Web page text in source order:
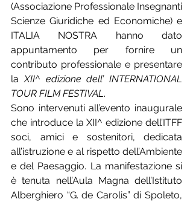
(Associazione Professionale Insegnanti
Scienze Giuridiche ed Economiche) e
ITALIA NOSTRA hanno dato
appuntamento per fornire un
contributo professionale e presentare
la XII^ edizione dell’ INTERNATIONAL
TOUR FILM FESTIVAL.
Sono intervenuti all’evento inaugurale
che introduce la XII^ edizione dell’ITFF
soci, amici e sostenitori, dedicata
all’istruzione e al rispetto dell’Ambiente
e del Paesaggio. La manifestazione si
è tenuta nell’Aula Magna dell’Istituto
Alberghiero “G. de Carolis” di Spoleto,